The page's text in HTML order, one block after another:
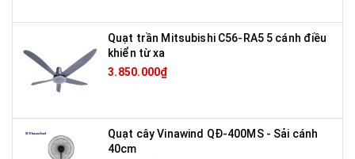
Quạt trần Mitsubishi C56-RA5 5 cánh điều
khiển từ xa
3.850.000₫
Quạt cây Vinawind QĐ-400MS - Sải cánh
40cm